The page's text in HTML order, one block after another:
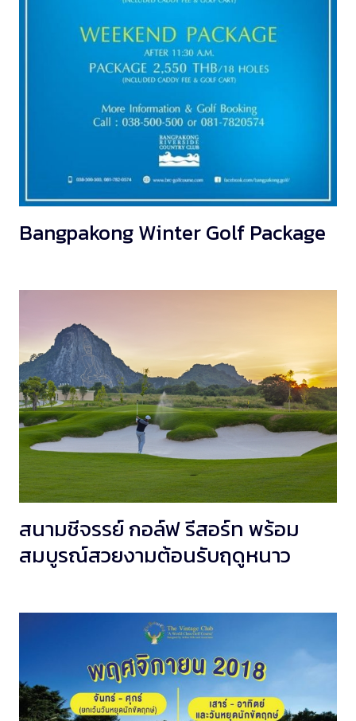
Bangpakong Winter Golf Package
สนามชีจรรย์ กอล์ฟ รีสอร์ท พร้อม
สมบูรณ์สวยงามต้อนรับฤดูหนาว